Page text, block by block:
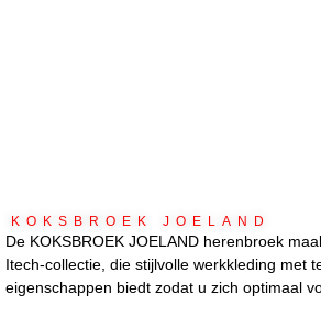
KOKSBROEK JOELAND
De KOKSBROEK JOELAND herenbroek
Itech-collectie, die stijlvolle werkkleding met
eigenschappen biedt zodat u zich optimaal